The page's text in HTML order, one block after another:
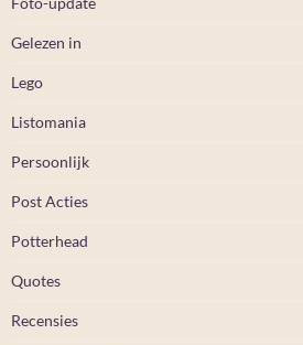
Gelezen in
Lego
Listomania
Persoonlijk
Post Acties
Potterhead
Quotes
Recensies